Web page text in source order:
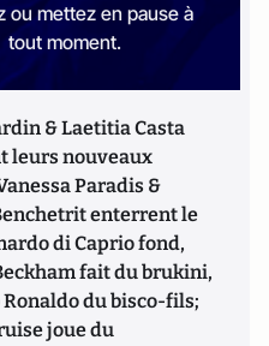
ou mettez en pause à
tout moment.
& Laetitia Casta
leurs nouveaux
Paradis &
enterrent le
di Caprio fond,
fait du brukini,
du bisco-fils;
joue du